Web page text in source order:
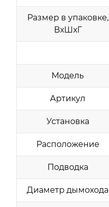
Размер в упаковке,
ВхШхГ
Модель
Артикул
Установка
Расположение
Подводка
Диаметр дымохода